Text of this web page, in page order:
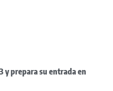
y prepara su entrada en